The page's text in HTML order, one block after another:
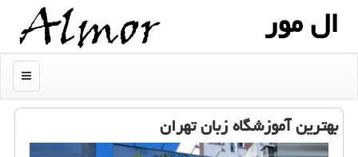
ال مور
منو
بهترین آموزشگاه زبان تهران